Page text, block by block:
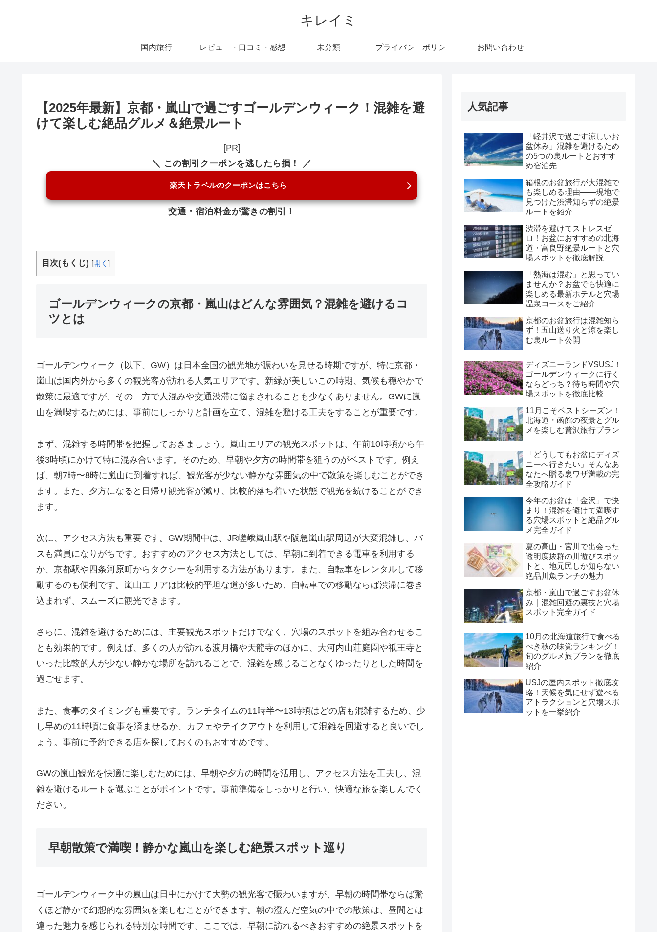
キレイミ
国内旅行 レビュー・口コミ・感想 未分類 プライバシーポリシー お問い合わせ
【2025年最新】京都・嵐山で過ごすゴールデンウィーク！混雑を避
けて楽しむ絶品グルメ＆絶景ルート
[PR]
＼ この割引クーポンを逃したら損！ ／
楽天トラベルのクーポンはこちら
交通・宿泊料金が驚きの割引！
目次(もくじ) [開く ]
ゴールデンウィークの京都・嵐山はどんな雰囲気？混雑を避けるコ
ツとは
ゴールデンウィーク（以下、GW）は日本全国の観光地が賑わいを見せる時期ですが、特に京都・
嵐山は国内外から多くの観光客が訪れる人気エリアです。新緑が美しいこの時期、気候も穏やかで
散策に最適ですが、その一方で人混みや交通渋滞に悩まされることも少なくありません。GWに嵐
山を満喫するためには、事前にしっかりと計画を立て、混雑を避ける工夫をすることが重要です。
まず、混雑する時間帯を把握しておきましょう。嵐山エリアの観光スポットは、午前10時頃から午
後3時頃にかけて特に混み合います。そのため、早朝や夕方の時間帯を狙うのがベストです。例え
ば、朝7時〜8時に嵐山に到着すれば、観光客が少ない静かな雰囲気の中で散策を楽しむことができ
ます。また、夕方になると日帰り観光客が減り、比較的落ち着いた状態で観光を続けることができ
ます。
次に、アクセス方法も重要です。GW期間中は、JR嵯峨嵐山駅や阪急嵐山駅周辺が大変混雑し、バ
スも満員になりがちです。おすすめのアクセス方法としては、早朝に到着できる電車を利用する
か、京都駅や四条河原町からタクシーを利用する方法があります。また、自転車をレンタルして移
動するのも便利です。嵐山エリアは比較的平坦な道が多いため、自転車での移動ならば渋滞に巻き
込まれず、スムーズに観光できます。
さらに、混雑を避けるためには、主要観光スポットだけでなく、穴場のスポットを組み合わせるこ
とも効果的です。例えば、多くの人が訪れる渡月橋や天龍寺のほかに、大河内山荘庭園や祇王寺と
いった比較的人が少ない静かな場所を訪れることで、混雑を感じることなくゆったりとした時間を
過ごせます。
また、食事のタイミングも重要です。ランチタイムの11時半〜13時頃はどの店も混雑するため、少
し早めの11時頃に食事を済ませるか、カフェやテイクアウトを利用して混雑を回避すると良いでし
ょう。事前に予約できる店を探しておくのもおすすめです。
GWの嵐山観光を快適に楽しむためには、早朝や夕方の時間を活用し、アクセス方法を工夫し、混
雑を避けるルートを選ぶことがポイントです。事前準備をしっかりと行い、快適な旅を楽しんでく
ださい。
早朝散策で満喫！静かな嵐山を楽しむ絶景スポット巡り
ゴールデンウィーク中の嵐山は日中にかけて大勢の観光客で賑わいますが、早朝の時間帯ならば驚
くほど静かで幻想的な雰囲気を楽しむことができます。朝の澄んだ空気の中での散策は、昼間とは
違った魅力を感じられる特別な時間です。ここでは、早朝に訪れるべきおすすめの絶景スポットを
人気記事
「軽井沢で過ごす涼しいお
盆休み」混雑を避けるため
の5つの裏ルートとおすす
め宿泊先
箱根のお盆旅行が大混雑で
も楽しめる理由――現地で
見つけた渋滞知らずの絶景
ルートを紹介
渋滞を避けてストレスゼ
ロ！お盆におすすめの北海
道・富良野絶景ルートと穴
場スポットを徹底解説
「熱海は混む」と思ってい
ませんか？お盆でも快適に
楽しめる最新ホテルと穴場
温泉コースをご紹介
京都のお盆旅行は混雑知ら
ず！五山送り火と涼を楽し
む裏ルート公開
ディズニーランドVSUSJ！
ゴールデンウィークに行く
ならどっち？待ち時間や穴
場スポットを徹底比較
11月こそベストシーズン！
北海道・函館の夜景とグル
メを楽しむ贅沢旅行プラン
「どうしてもお盆にディズ
ニーへ行きたい」そんなあ
なたへ贈る裏ワザ満載の完
全攻略ガイド
今年のお盆は「金沢」で決
まり！混雑を避けて満喫す
る穴場スポットと絶品グル
メ完全ガイド
夏の高山・宮川で出会った
透明度抜群の川遊びスポッ
トと、地元民しか知らない
絶品川魚ランチの魅力
京都・嵐山で過ごすお盆休
み｜混雑回避の裏技と穴場
スポット完全ガイド
10月の北海道旅行で食べる
べき秋の味覚ランキング！
旬のグルメ旅プランを徹底
紹介
USJの屋内スポット徹底攻
略！天候を気にせず遊べる
アトラクションと穴場スポ
ットを一挙紹介